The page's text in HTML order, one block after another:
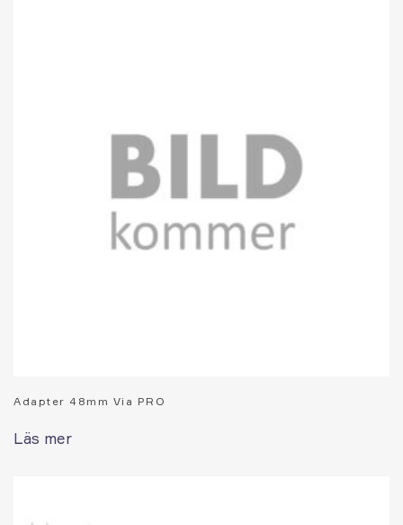
Adapter 48mm Via PRO
Läs mer